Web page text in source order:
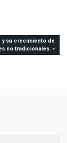
y su crecimiento de
no tradicionales.